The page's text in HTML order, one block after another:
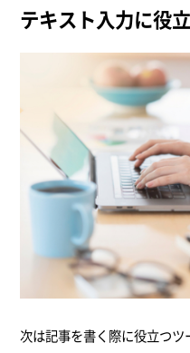
テキスト入力に役
次は記事を書く際に役立つツ